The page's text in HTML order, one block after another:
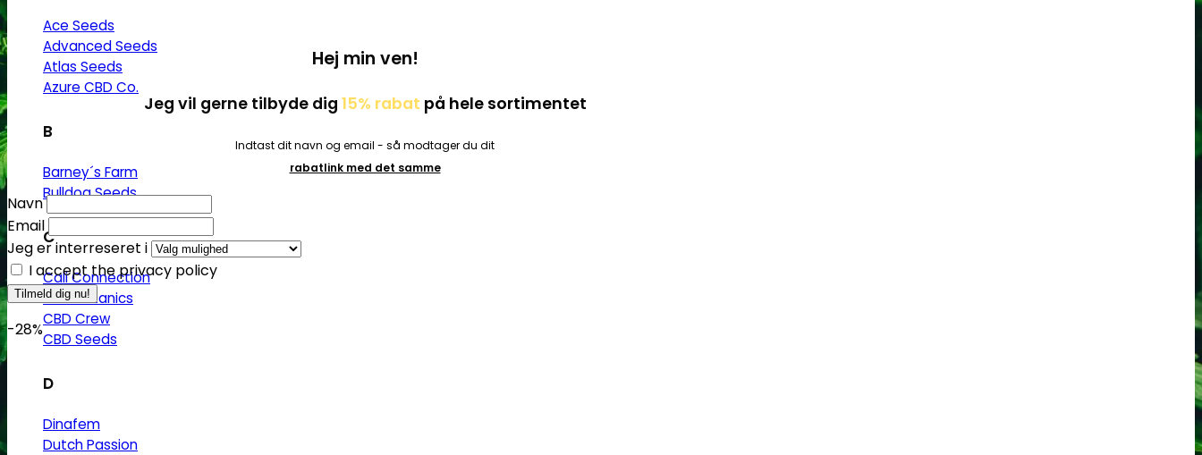
Ace Seeds
Advanced Seeds
Atlas Seeds
Azure CBD Co.
B
Barney´s Farm
Bulldog Seeds
C
Cali Connection
CBD Botanics
CBD Crew
CBD Seeds
D
Dinafem
Dutch Passion
Hej min ven!
Jeg vil gerne tilbyde dig 15% rabat på hele sortimentet
Indtast dit navn og email - så modtager du dit
rabatlink med det samme
Navn
Email
Jeg er interreseret i
I accept the privacy policy
-28%